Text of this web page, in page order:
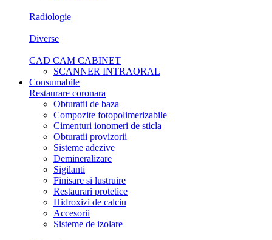
Radiologie
Diverse
CAD CAM CABINET
SCANNER INTRAORAL
Consumabile
Restaurare coronara
Obturatii de baza
Compozite fotopolimerizabile
Cimenturi ionomeri de sticla
Obturatii provizorii
Sisteme adezive
Demineralizare
Sigilanti
Finisare si lustruire
Restaurari protetice
Hidroxizi de calciu
Accesorii
Sisteme de izolare